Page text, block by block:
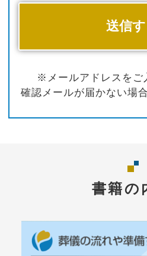
※メールアドレスをご
確認メールが届かない場
書籍の